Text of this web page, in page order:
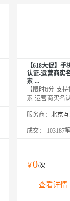
【618大促】
认证-运营商实
素-...
【限时6分-支
素-运营商实名
营商三要素-手
名认证-手机二
电 【支持携号
二要素验证】
服务商：
成交： 103187
￥0/次
查看详情